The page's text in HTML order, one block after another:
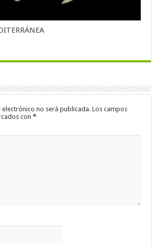
no será publicada. Los campos
con*